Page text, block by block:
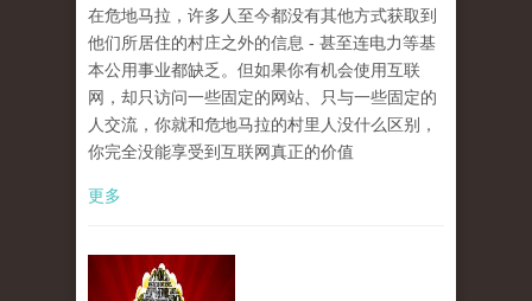
在危地马拉，许多人至今都没有其他方式获取到
他们所居住的村庄之外的信息 - 甚至连电力等基
本公用事业都缺乏。但如果你有机会使用互联
网，却只访问一些固定的网站、只与一些固定的
人交流，你就和危地马拉的村里人没什么区别，
你完全没能享受到互联网真正的价值
更多